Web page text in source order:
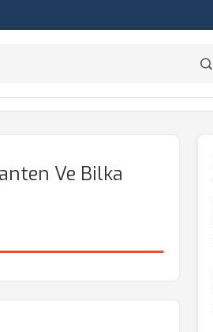
Ve Bilka